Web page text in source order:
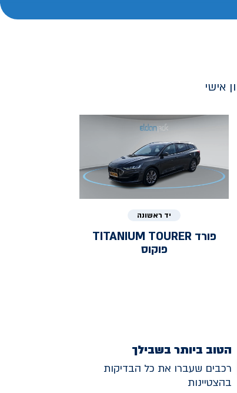
אישי
יד ראשונה
פורד TITANIUM TOURER
פוקוס
הטוב ביותר בשבילך
רכבים שעברו את כל הבדיקות
בהצטיינות